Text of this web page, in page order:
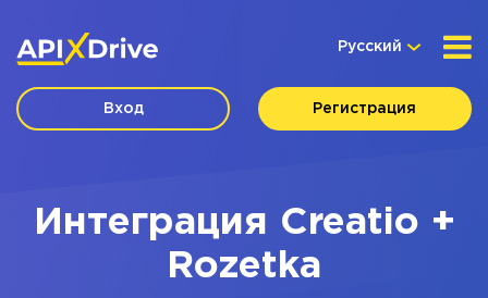
Русский
Вход Регистрация
Интеграция Creatio +
Rozetka